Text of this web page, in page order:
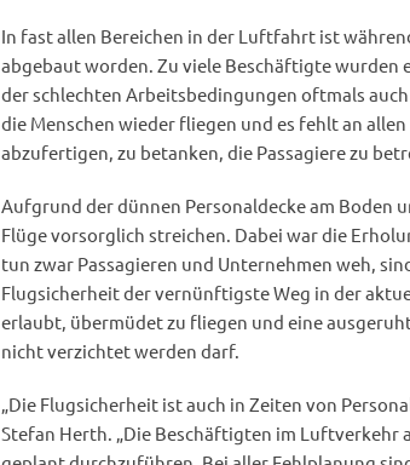
In fast allen Bereichen in der Luftfahrt ist
abgebaut worden. Zu viele Beschäftigte wurden
der schlechten Arbeitsbedingungen oftmals
die Menschen wieder fliegen und es fehlt an
abzufertigen, zu betanken, die Passagiere zu
Aufgrund der dünnen Personaldecke am Boden
Flüge vorsorglich streichen. Dabei war die
tun zwar Passagieren und Unternehmen weh,
Flugsicherheit der vernünftigste Weg in der
erlaubt, übermüdet zu fliegen und eine
nicht verzichtet werden darf.
„Die Flugsicherheit ist auch in Zeiten von
Stefan Herth. „Die Beschäftigten im Luftverkehr